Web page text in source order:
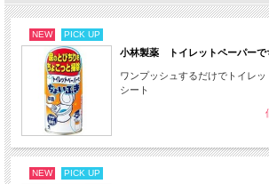
NEW PICK UP
小林製薬 トイレットペーパーで
ワンプッシュするだけでトイレ
シート
NEW PICK UP